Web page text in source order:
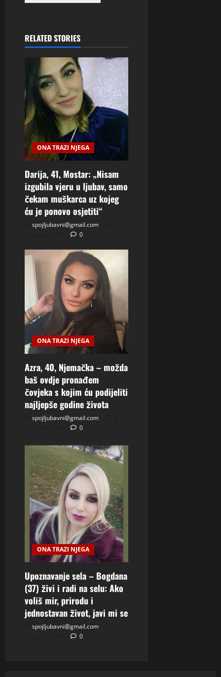
RELATED STORIES
ONA TRAZI NJEGA
Darija, 41, Mostar: „Nisam
izgubila vjeru u ljubav, samo
čekam muškarca uz kojeg
ću je ponovo osjetiti“
spojljubavni@gmail.com
0
ONA TRAZI NJEGA
Azra, 40, Njemačka – možda
baš ovdje pronađem
čovjeka s kojim ću podijeliti
najljepše godine života
spojljubavni@gmail.com
0
ONA TRAZI NJEGA
Upoznavanje sela – Bogdana
(37) živi i radi na selu: Ako
voliš mir, prirodu i
jednostavan život, javi mi se
spojljubavni@gmail.com
0